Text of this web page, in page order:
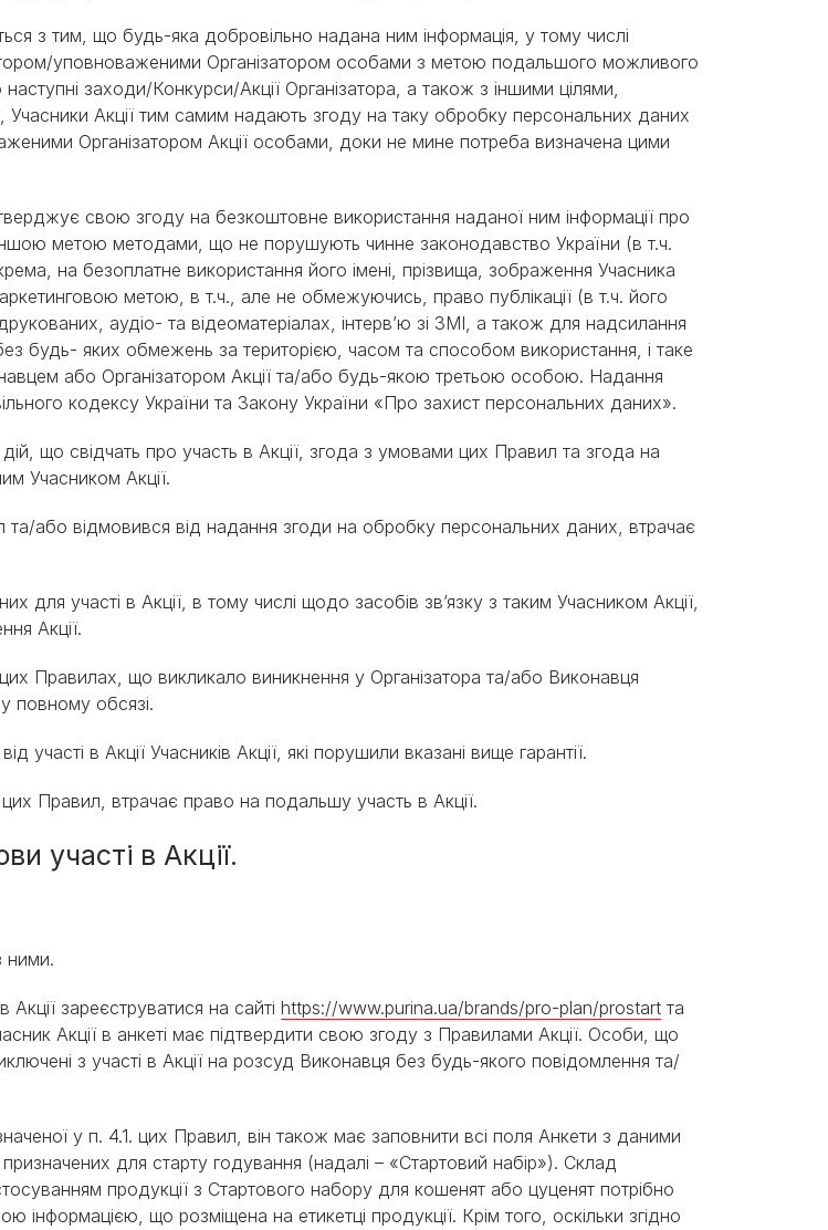
з тим, що будь-яка добровільно надана ним інформація, у тому числі
уповноваженими Організатором особами з метою подальшого можливого
заходи/Конкурси/Акції Організатора, а також з іншими цілями,
Акції тим самим надають згоду на таку обробку персональних даних
Організатором Акції особами, доки не мине потреба визначена цими
свою згоду на безкоштовне використання наданої ним інформації про
метою методами, що не порушують чинне законодавство України (в т.ч.
на безоплатне використання його імені, прізвища, зображення Учасника
метою, в т.ч., але не обмежуючись, право публікації (в т.ч. його
аудіо- та відеоматеріалах, інтерв’ю зі ЗМІ, а також для надсилання
будь- яких обмежень за територією, часом та способом використання, і таке
або Організатором Акції та/або будь-якою третьою особою. Надання
кодексу України та Закону України «Про захист персональних даних».
що свідчать про участь в Акції, згода з умовами цих Правил та згода на
Учасником Акції.
або відмовився від надання згоди на обробку персональних даних, втрачає
для участі в Акції, в тому числі щодо засобів зв’язку з таким Учасником Акції,
Акції.
Правилах, що викликало виникнення у Організатора та/або Виконавця
у повному обсязі.
в Акції Учасників Акції, які порушили вказані вище гарантії.
Правил, втрачає право на подальшу участь в Акції.
участі в Акції.
ними.
зареєструватися на сайті https://www.purina.ua/brands/pro-plan/prostart та
Акції в анкеті має підтвердити свою згоду з Правилами Акції. Особи, що
з участі в Акції на розсуд Виконавця без будь-якого повідомлення та/
у п. 4.1. цих Правил, він також має заповнити всі поля Анкети з даними
для старту годування (надалі – «Стартовий набір»). Склад
продукції з Стартового набору для кошенят або цуценят потрібно
інформацією, що розміщена на етикетці продукції. Крім того, оскільки згідно